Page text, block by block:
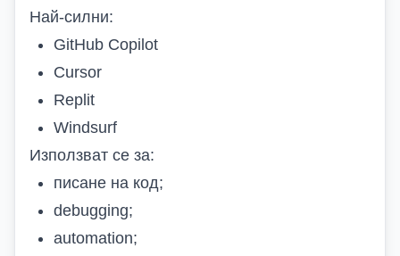
Най-силни:
GitHub Copilot
Cursor
Replit
Windsurf
Използват се за:
писане на код;
debugging;
automation;